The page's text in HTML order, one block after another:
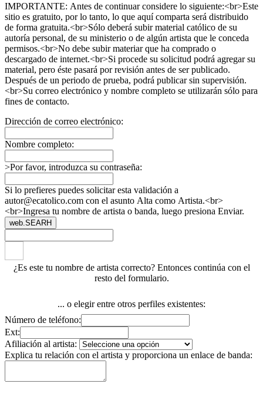
IMPORTANTE: Antes de continuar considere lo siguiente:<br>Este
sitio es gratuito, por lo tanto, lo que aquí comparta será distribuido
de forma gratuita.<br>Sólo deberá subir material católico de su
autoría personal, de su ministerio o de algún artista que le conceda
permisos.<br>No debe subir materiar que ha comprado o
descargado de internet.<br>Si procede su solicitud podrá agregar su
material, pero éste pasará por revisión antes de ser publicado.
Después de un periodo de prueba, podrá publicar sin supervisión.
<br>Su correo electrónico y nombre completo se utilizarán sólo para
fines de contacto.
Dirección de correo electrónico:
Nombre completo:
>Por favor, introduzca su contraseña:
Si lo prefieres puedes solicitar esta validación a
autor@ecatolico.com con el asunto Alta como Artista.<br>
<br>Ingresa tu nombre de artista o banda, luego presiona Enviar.
web.SEARH
¿Es este tu nombre de artista correcto? Entonces continúa con el
resto del formulario.
... o elegir entre otros perfiles existentes:
Número de teléfono:
Ext:
Afiliación al artista:
Explica tu relación con el artista y proporciona un enlace de banda: